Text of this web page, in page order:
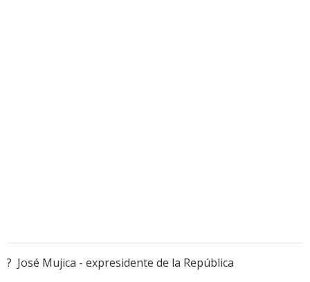
? José Mujica - expresidente de la República